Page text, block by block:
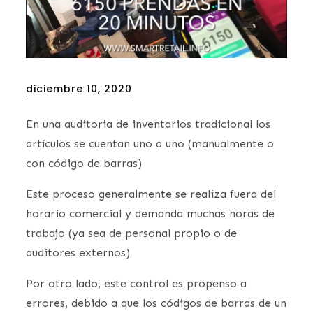
Posted
diciembre 10, 2020
En una auditoria de inventarios tradicional los
artículos se cuentan uno a uno (manualmente o
con código de barras)
Este proceso generalmente se realiza fuera del
horario comercial y demanda muchas horas de
trabajo (ya sea de personal propio o de
auditores externos)
Por otro lado, este control es propenso a
errores, debido a que los códigos de barras de un